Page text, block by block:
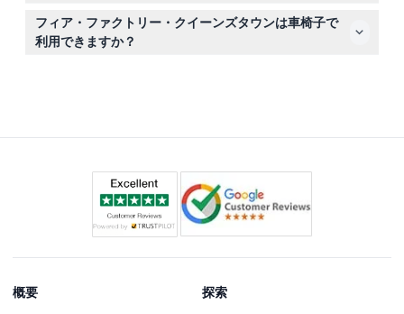
フィア・ファクトリーは毎日午前11時から午後10時まで営
業しており、オンライン予約時にご都合の良い時間帯をお
選びいただけます（変更される場合があるため、予約時に
フィア・ファクトリー・クイーンズタウンは車椅子で
利用できますか？
概要 探索